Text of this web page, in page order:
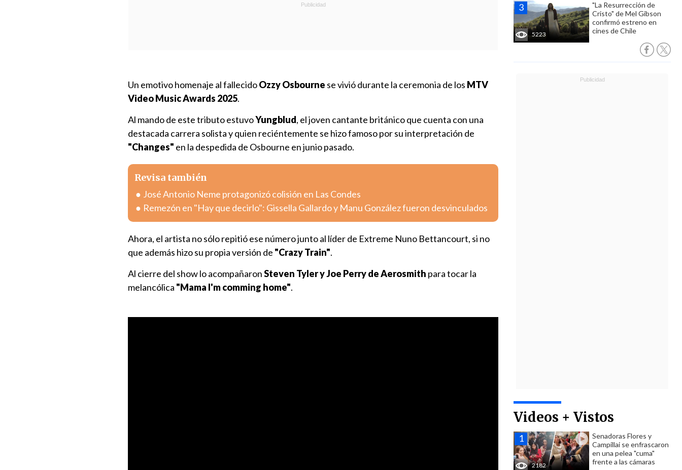
5223
"La Resurrección de
Cristo" de Mel Gibson
confirmó estreno en
cines de Chile
Videos + Vistos
2182
Senadoras Flores y
Campillai se enfrascaron
en una pelea "cuma"
frente a las cámaras
Un emotivo homenaje al fallecidoOzzy Osbourne se vivió durante la ceremonia de los MTV
Video Music Awards 2025.
Al mando de este tributo estuvoYungblud, el joven cantante británico que cuenta con una
destacada carrera solista y quien reciéntemente se hizo famoso por su interpretación de
"Changes" en la despedida de Osbourne en junio pasado.
Revisa también
José Antonio Neme protagonizó colisión en Las Condes
Remezón en "Hay que decirlo": Gissella Gallardo y Manu González fueron desvinculados
Ahora, el artista no sólo repitió ese número junto al líder de Extreme Nuno Bettancourt, si no
que además hizo su propia versión de "Crazy Train".
Al cierre del show lo acompañaronSteven Tyler y Joe Perry de Aerosmith para tocar la
melancólica "Mama I'm comming home".